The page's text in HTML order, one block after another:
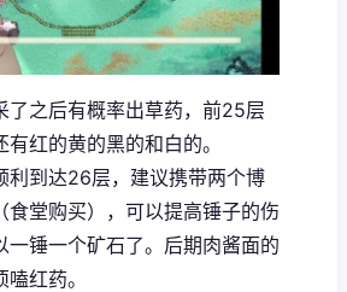
了之后有概率出草药，前25层
红的黄的黑的和白的。
利到达26层，建议携带两个博
食堂购买），可以提高锤子的伤
一锤一个矿石了。后期肉酱面的
红药。